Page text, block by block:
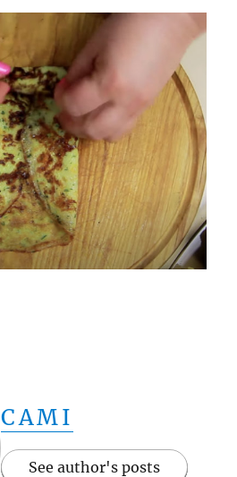
CAMI
See author's posts